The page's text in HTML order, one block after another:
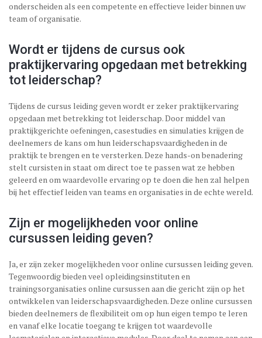
onderscheiden als een competente en effectieve leider binnen uw
team of organisatie.
Wordt er tijdens de cursus ook
praktijkervaring opgedaan met betrekking
tot leiderschap?
Tijdens de cursus leiding geven wordt er zeker praktijkervaring
opgedaan met betrekking tot leiderschap. Door middel van
praktijkgerichte oefeningen, casestudies en simulaties krijgen de
deelnemers de kans om hun leiderschapsvaardigheden in de
praktijk te brengen en te versterken. Deze hands-on benadering
stelt cursisten in staat om direct toe te passen wat ze hebben
geleerd en om waardevolle ervaring op te doen die hen zal helpen
bij het effectief leiden van teams en organisaties in de echte wereld.
Zijn er mogelijkheden voor online
cursussen leiding geven?
Ja, er zijn zeker mogelijkheden voor online cursussen leiding geven.
Tegenwoordig bieden veel opleidingsinstituten en
trainingsorganisaties online cursussen aan die gericht zijn op het
ontwikkelen van leiderschapsvaardigheden. Deze online cursussen
bieden deelnemers de flexibiliteit om op hun eigen tempo te leren
en vanaf elke locatie toegang te krijgen tot waardevolle